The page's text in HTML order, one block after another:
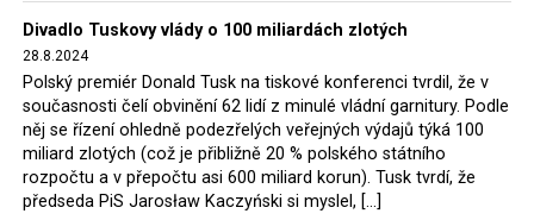
Hołownia, přímo řekli, že by se polská vláda měla
tomuto rozhodnutí podřídit.
Rozhodnutí polského ministra spravedlnosti jistě potěší
německé, české a polské ekology, ale i těžaře. Je těžké si
představit, že by o takové věci rozhodoval sám ministr
Bodnar. Musel získat politický souhlas vládnoucí koalice.
Divadlo Tuskovy vlády o 100 miliardách zlotých
28.8.2024
Polský premiér Donald Tusk na tiskové konferenci tvrdil, že v
současnosti čelí obvinění 62 lidí z minulé vládní garnitury. Podle
něj se řízení ohledně podezřelých veřejných výdajů týká 100
miliard zlotých (což je přibližně 20 % polského státního
rozpočtu a v přepočtu asi 600 miliard korun). Tusk tvrdí, že
předseda PiS Jarosław Kaczyński si myslel, […]